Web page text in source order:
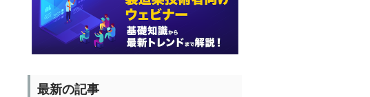
最新の記事